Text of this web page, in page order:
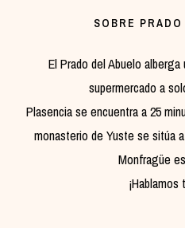
SOBRE
El Prado del Abuelo
supermercado a
Plasencia se encuentra a 25
monasterio de Yuste se sitúa
Monfragüe
¡Hablamos